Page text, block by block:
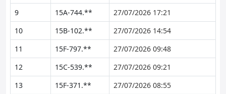
9
15A-744.**
27/07/2026 17:21
10
15B-102.**
27/07/2026 14:54
11
15F-797.**
27/07/2026 09:48
12
15C-539.**
27/07/2026 09:21
13
15F-371.**
27/07/2026 08:55